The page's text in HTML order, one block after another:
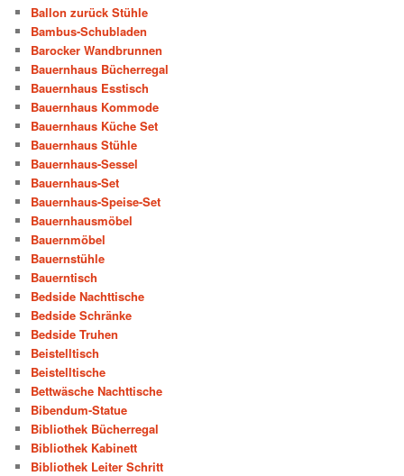
Ballon zurück Stühle
Bambus-Schubladen
Barocker Wandbrunnen
Bauernhaus Bücherregal
Bauernhaus Esstisch
Bauernhaus Kommode
Bauernhaus Küche Set
Bauernhaus Stühle
Bauernhaus-Sessel
Bauernhaus-Set
Bauernhaus-Speise-Set
Bauernhausmöbel
Bauernmöbel
Bauernstühle
Bauerntisch
Bedside Nachttische
Bedside Schränke
Bedside Truhen
Beistelltisch
Beistelltische
Bettwäsche Nachttische
Bibendum-Statue
Bibliothek Bücherregal
Bibliothek Kabinett
Bibliothek Leiter Schritt